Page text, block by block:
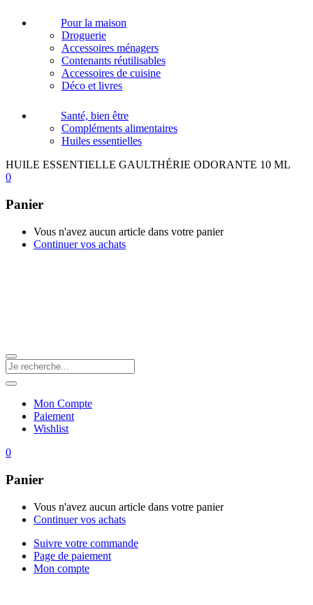
Pour la maison
Droguerie
Accessoires ménagers
Contenants réutilisables
Accessoires de cuisine
Déco et livres
Santé, bien être
Compléments alimentaires
Huiles essentielles
HUILE ESSENTIELLE GAULTHÉRIE ODORANTE 10 ML
0
Panier
Vous n'avez aucun article dans votre panier
Continuer vos achats
Mon Compte
Paiement
Wishlist
0
Panier
Vous n'avez aucun article dans votre panier
Continuer vos achats
Suivre votre commande
Page de paiement
Mon compte